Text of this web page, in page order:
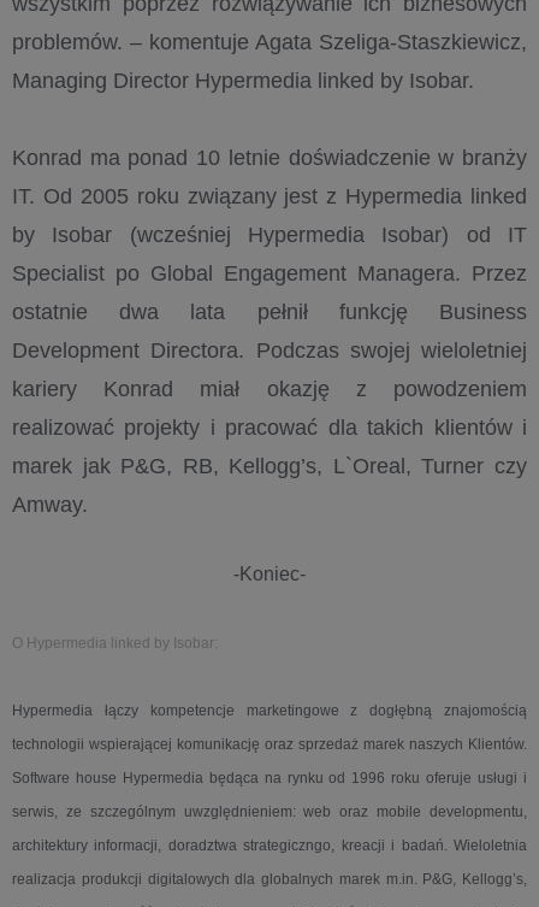
problemów. – komentuje Agata Szeliga-Staszkiewicz,
Managing Director Hypermedia linked by Isobar.
Konrad ma ponad 10 letnie doświadczenie w branży
IT. Od 2005 roku związany jest z Hypermedia linked
by Isobar (wcześniej Hypermedia Isobar) od IT
Specialist po Global Engagement Managera. Przez
ostatnie dwa lata pełnił funkcję Business
Development Directora. Podczas swojej wieloletniej
kariery Konrad miał okazję z powodzeniem
realizować projekty i pracować dla takich klientów i
marek jak P&G, RB, Kellogg’s, L`Oreal, Turner czy
Amway.
-Koniec-
O Hypermedia linked by Isobar:
Hypermedia łączy kompetencje marketingowe z dogłębną znajomością
technologii wspierającej komunikację oraz sprzedaż marek naszych Klientów.
Software house Hypermedia będąca na rynku od 1996 roku oferuje usługi i
serwis, ze szczególnym uwzględnieniem: web oraz mobile developmentu,
architektury informacji, doradztwa strategiczngo, kreacji i badań. Wieloletnia
realizacja produkcji digitalowych dla globalnych marek m.in. P&G, Kellogg’s,